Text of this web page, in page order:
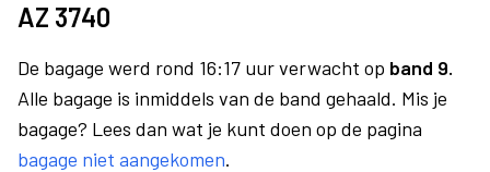
AZ 3740
De bagage werd rond 16:17 uur verwacht op band 9.
Alle bagage is inmiddels van de band gehaald. Mis je
bagage? Lees dan wat je kunt doen op de pagina
bagage niet aangekomen.